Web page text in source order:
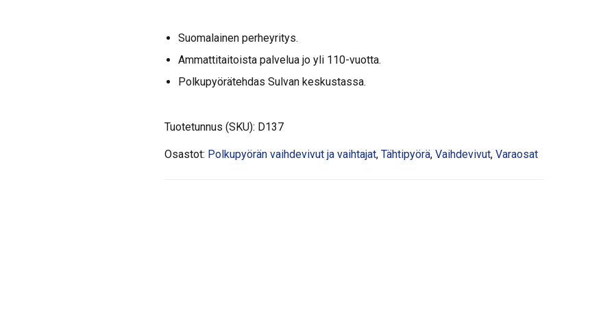
Suomalainen perheyritys.
Ammattitaitoista palvelua jo yli 110-vuotta.
Polkupyörätehdas Sulvan keskustassa.
Tuotetunnus (SKU): D137
Osastot: Polkupyörän vaihdevivut ja vaihtajat, Tähtipyörä, Vaihdevivut, Varaosat